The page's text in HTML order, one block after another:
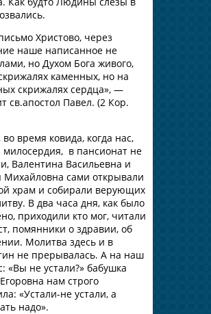
Христово, через
наше написанное не
но Духом Бога живого,
каменных, но на
скрижалях сердца», —
св.апостол Павел. (2 Кор.
время ковида, когда нас,
милосердия, в пансионат не
Валентина Васильевна и
сами открывали
храм и собирали верующих
В два часа дня, как было
приходили кто мог, читали
помянники о здравии, об
Молитва здесь и в
не прерывалась. А на наш
«Вы не устали?» бабушка
нам строго
«Устали-не устали, а
надо».